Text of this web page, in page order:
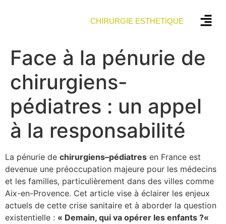
CHIRURGIE ESTHETIQUE
Face à la pénurie de
chirurgiens-
pédiatres : un appel
à la responsabilité
La pénurie de chirurgiens–pédiatres en France est
devenue une préoccupation majeure pour les médecins
et les familles, particulièrement dans des villes comme
Aix-en-Provence. Cet article vise à éclairer les enjeux
actuels de cette crise sanitaire et à aborder la question
existentielle : « Demain, qui va opérer les enfants ?«